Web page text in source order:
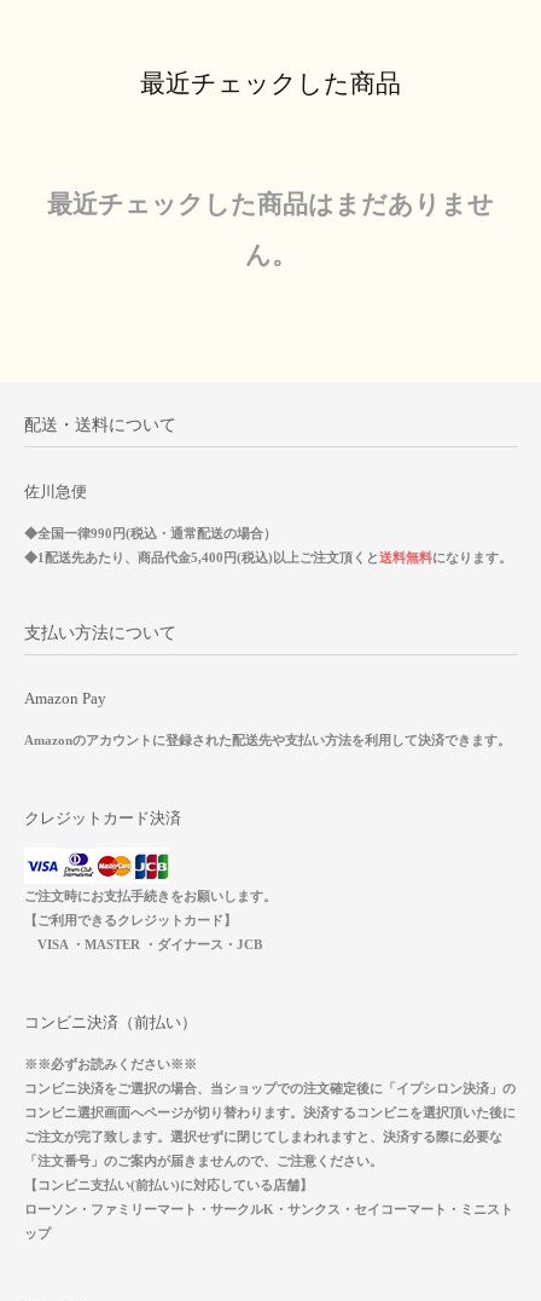
最近チェックした商品
最近チェックした商品はまだありませ
ん。
配送・送料について
佐川急便
◆全国一律990円(税込・通常配送の場合）
◆1配送先あたり、商品代金5,400円(税込)以上ご注文頂くと送料無料になります。
支払い方法について
Amazon Pay
Amazonのアカウントに登録された配送先や支払い方法を利用して決済できます。
クレジットカード決済
ご注文時にお支払手続きをお願いします。
【ご利用できるクレジットカード】
VISA ・MASTER ・ダイナース・JCB
コンビニ決済（前払い）
※※必ずお読みください※※
コンビニ決済をご選択の場合、当ショップでの注文確定後に「イプシロン決済」の
コンビニ選択画面へページが切り替わります。決済するコンビニを選択頂いた後に
ご注文が完了致します。選択せずに閉じてしまわれますと、決済する際に必要な
「注文番号」のご案内が届きませんので、ご注意ください。
【コンビニ支払い(前払い)に対応している店舗】
ローソン・ファミリーマート・サークルK・サンクス・セイコーマート・ミニスト
ップ